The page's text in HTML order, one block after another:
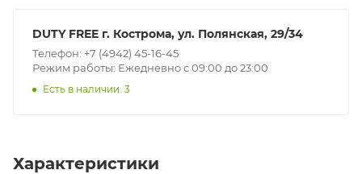
DUTY FREE г. Кострома, ул. Полянская, 29/34
Телефон: +7 (4942) 45-16-45
Режим работы: Ежедневно с 09:00 до 23:00
Есть в наличии: 3
Характеристики